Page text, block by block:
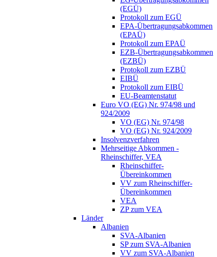
(EGÜ)
Protokoll zum EGÜ
EPA-Übertragungsabkommen
(EPAÜ)
Protokoll zum EPAÜ
EZB-Übertragungsabkommen
(EZBÜ)
Protokoll zum EZBÜ
EIBÜ
Protokoll zum EIBÜ
EU-Beamtenstatut
Euro VO (EG) Nr. 974/98 und
924/2009
VO (EG) Nr. 974/98
VO (EG) Nr. 924/2009
Insolvenzverfahren
Mehrseitige Abkommen -
Rheinschiffer, VEA
Rheinschiffer-
Übereinkommen
VV zum Rheinschiffer-
Übereinkommen
VEA
ZP zum VEA
Länder
Albanien
SVA-Albanien
SP zum SVA-Albanien
VV zum SVA-Albanien